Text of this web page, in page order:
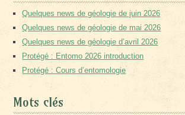
Quelques news de géologie de juin 2026
Quelques news de géologie de mai 2026
Quelques news de géologie d’avril 2026
Protégé : Entomo 2026 introduction
Protégé : Cours d’entomologie
Mots clés